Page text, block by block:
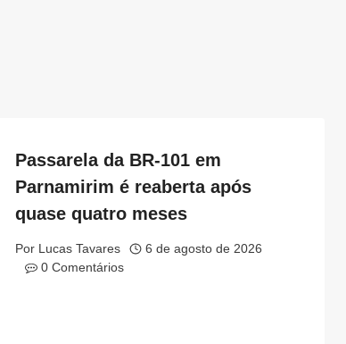
Passarela da BR-101 em
Parnamirim é reaberta após
quase quatro meses
Por Lucas Tavares
6 de agosto de 2026
0 Comentários